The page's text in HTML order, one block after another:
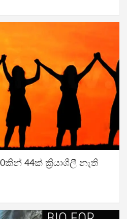
44ක් ක්‍රියාශීලී නැති